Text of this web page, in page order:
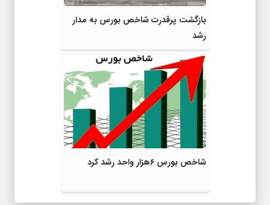
بازگشت پرقدرت شاخص بورس به مدار
رشد
شاخص بورس ۶هزار واحد رشد کرد